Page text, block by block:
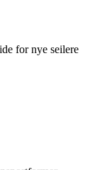
for nye seilere